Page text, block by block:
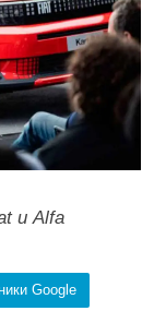
и Alfa
Google